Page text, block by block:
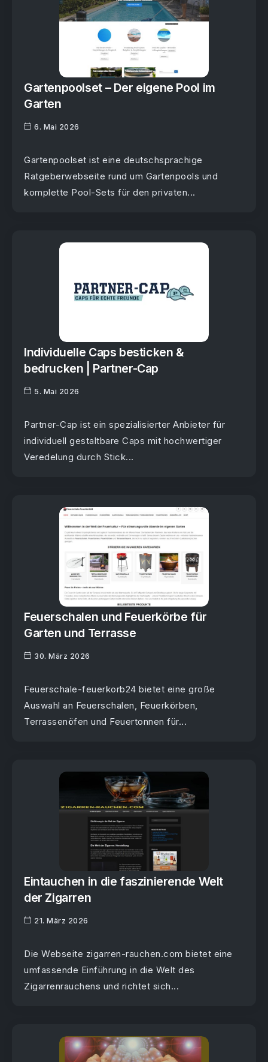
Gartenpoolset – Der eigene Pool im
Garten
6. Mai 2026
Gartenpoolset ist eine deutschsprachige
Ratgeberwebseite rund um Gartenpools und
komplette Pool-Sets für den privaten...
Individuelle Caps besticken &
bedrucken | Partner-Cap
5. Mai 2026
Partner-Cap ist ein spezialisierter Anbieter für
individuell gestaltbare Caps mit hochwertiger
Veredelung durch Stick...
Feuerschalen und Feuerkörbe für
Garten und Terrasse
30. März 2026
Feuerschale-feuerkorb24 bietet eine große
Auswahl an Feuerschalen, Feuerkörben,
Terrassenöfen und Feuertonnen für...
Eintauchen in die faszinierende Welt
der Zigarren
21. März 2026
Die Webseite zigarren-rauchen.com bietet eine
umfassende Einführung in die Welt des
Zigarrenrauchens und richtet sich...